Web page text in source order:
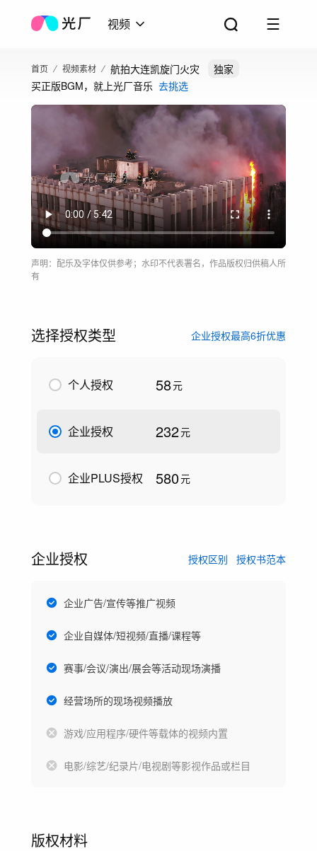
视频
首页 视频素材 航拍大连凯旋门火灾
独家
买正版BGM，就上光厂音乐 去挑选
声明：配乐及字体仅供参考；水印不代表署名，作品版权归供稿人所
有
选择授权类型 企业授权最高6折优惠
个人授权 58元
企业授权 232元
企业PLUS授权 580元
企业授权 授权区别 授权书范本
企业广告/宣传等推广视频
企业自媒体/短视频/直播/课程等
赛事/会议/演出/展会等活动现场演播
经营场所的现场视频播放
游戏/应用程序/硬件等载体的视频内置
电影/综艺/纪录片/电视剧等影视作品或栏目
版权材料